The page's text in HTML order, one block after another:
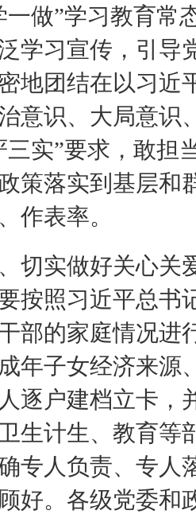
一做”学习教育常
学习宣传，引导
地团结在以习近
意识、大局意识
三实”要求，敢担
策落实到基层和
作表率。
实做好关心关爱
按照习近平总书
部的家庭情况进
年子女经济来源
逐户建档立卡，
生计生、教育等
专人负责、专人
好。各级党委和